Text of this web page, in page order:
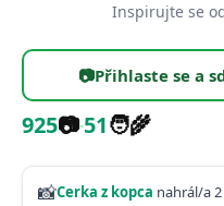
Inspirujte se
📷Přihlaste se a
925📷·51🧑‍🌾
📸Cerka z kopca nahrál/a